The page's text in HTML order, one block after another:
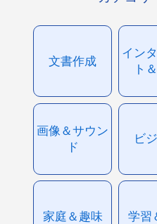
文書作成
イン
ト
画像＆サウン
ド
ビ
家庭＆趣味 学習